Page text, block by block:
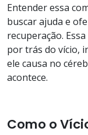
Entender essa
buscar ajuda e
recuperação.
por trás do vício,
ele causa no
acontece.
Como o